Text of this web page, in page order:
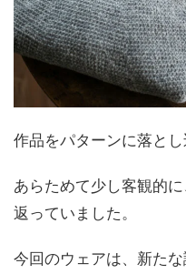
作品をパターンに落と
あらためて少し客観的
返っていました。
今回のウェアは、新た